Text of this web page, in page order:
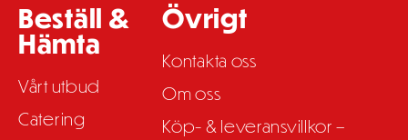
Beställ &
Hämta
Vårt utbud
Catering
Övrigt
Kontakta oss
Om oss
Köp- & leveransvillkor –